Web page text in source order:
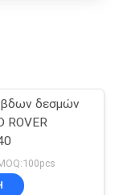
δεσμών
ROVER